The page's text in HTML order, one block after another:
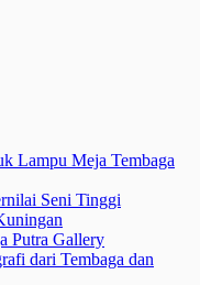
Lampu Meja Tembaga
Seni Tinggi
Putra Gallery
dari Tembaga dan